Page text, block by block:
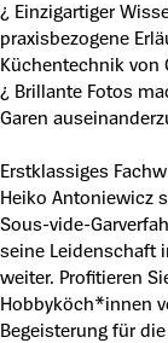
¿ Einzigartiger
praxisbezogene
Küchentechnik von
¿ Brillante Fotos
Garen
Erstklassiges
Heiko Antoniewicz
Sous-vide-
seine Leidenschaft
weiter. Profitieren
Hobbyköch*innen
Begeisterung für